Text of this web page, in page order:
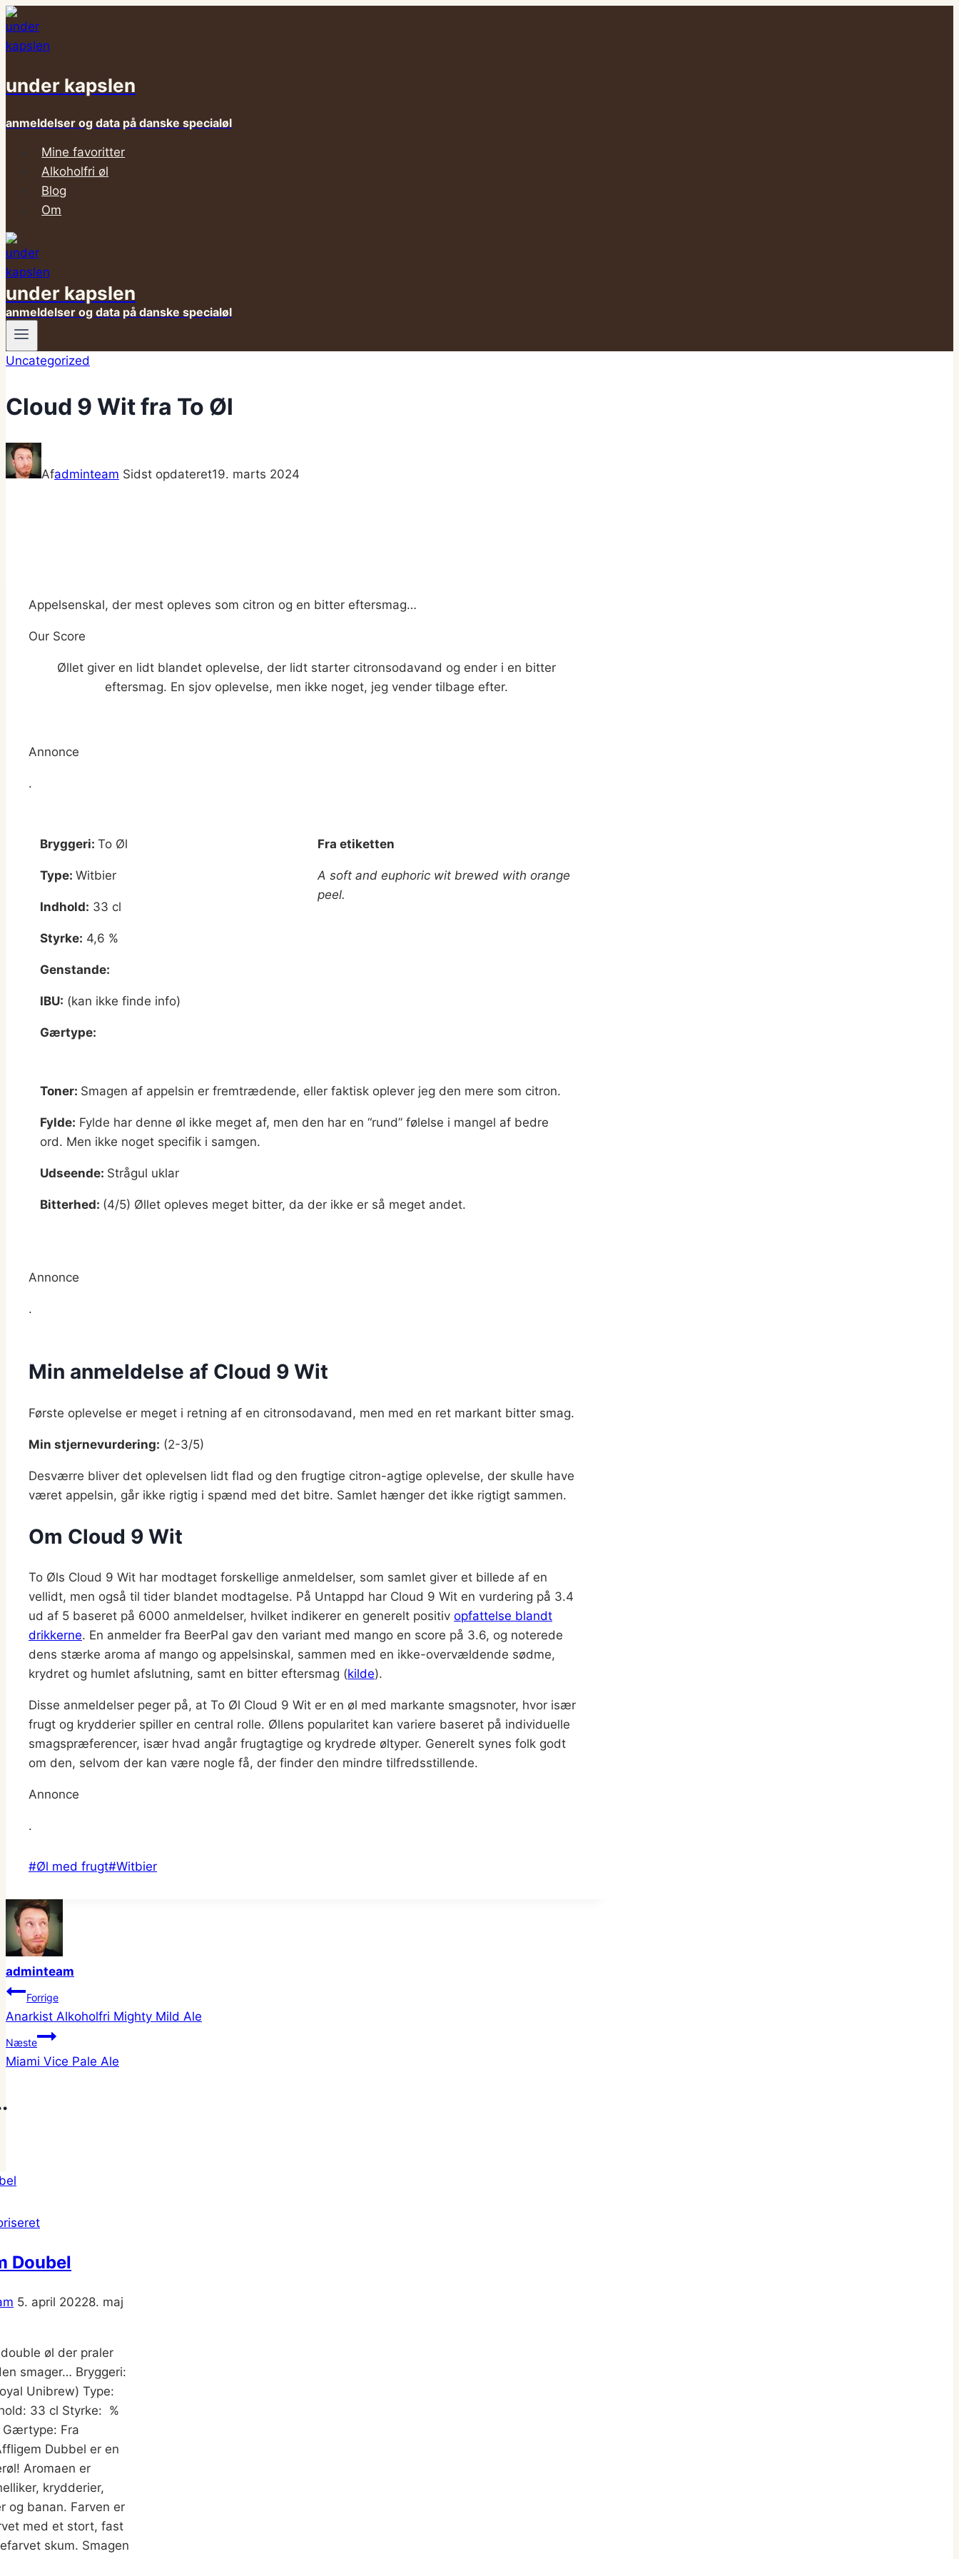
Fortsæt
til
indhold
under kapslen
anmeldelser og data på danske specialøl
Mine favoritter
Alkoholfri øl
Blog
Om
under kapslen
anmeldelser og data på danske specialøl
Uncategorized
Cloud 9 Wit fra To Øl
Afadminteam Sidst opdateret19. marts 2024
Appelsenskal, der mest opleves som citron og en bitter eftersmag…
Our Score
Øllet giver en lidt blandet oplevelse, der lidt starter citronsodavand og ender i en bitter
eftersmag. En sjov oplevelse, men ikke noget, jeg vender tilbage efter.
Annonce
.
Bryggeri: To Øl
Type: Witbier
Indhold: 33 cl
Styrke: 4,6 %
Genstande:
IBU: (kan ikke finde info)
Gærtype:
Fra etiketten
A soft and euphoric wit brewed with orange
peel.
Toner: Smagen af appelsin er fremtrædende, eller faktisk oplever jeg den mere som citron.
Fylde: Fylde har denne øl ikke meget af, men den har en “rund” følelse i mangel af bedre
ord. Men ikke noget specifik i samgen.
Udseende: Strågul uklar
Bitterhed: (4/5) Øllet opleves meget bitter, da der ikke er så meget andet.
Annonce
.
Min anmeldelse af Cloud 9 Wit
Første oplevelse er meget i retning af en citronsodavand, men med en ret markant bitter smag.
Min stjernevurdering: (2-3/5)
Desværre bliver det oplevelsen lidt flad og den frugtige citron-agtige oplevelse, der skulle have
været appelsin, går ikke rigtig i spænd med det bitre. Samlet hænger det ikke rigtigt sammen.
Om Cloud 9 Wit
To Øls Cloud 9 Wit har modtaget forskellige anmeldelser, som samlet giver et billede af en
vellidt, men også til tider blandet modtagelse. På Untappd har Cloud 9 Wit en vurdering på 3.4
ud af 5 baseret på 6000 anmeldelser, hvilket indikerer en generelt positiv opfattelse blandt
drikkerne​. En anmelder fra BeerPal gav den variant med mango en score på 3.6, og noterede
dens stærke aroma af mango og appelsinskal, sammen med en ikke-overvældende sødme,
krydret og humlet afslutning, samt en bitter eftersmag​ ​ (kilde).
Disse anmeldelser peger på, at To Øl Cloud 9 Wit er en øl med markante smagsnoter, hvor især
frugt og krydderier spiller en central rolle. Øllens popularitet kan variere baseret på individuelle
smagspræferencer, især hvad angår frugtagtige og krydrede øltyper. Generelt synes folk godt
om den, selvom der kan være nogle få, der finder den mindre tilfredsstillende.
Annonce
.
Indlæg-
#Øl med frugt#Witbier
adminteam
Indlægsnavigation
Forrige
Anarkist Alkoholfri Mighty Mild Ale
Næste
Miami Vice Pale Ale
Doubel
5. april 20228. maj
øl der praler
smager… Bryggeri:
Unibrew) Type:
33 cl Styrke: %
Gærtype: Fra
Dubbel er en
Aromaen er
krydderier,
og banan. Farven er
med et stort, fast
skum. Smagen